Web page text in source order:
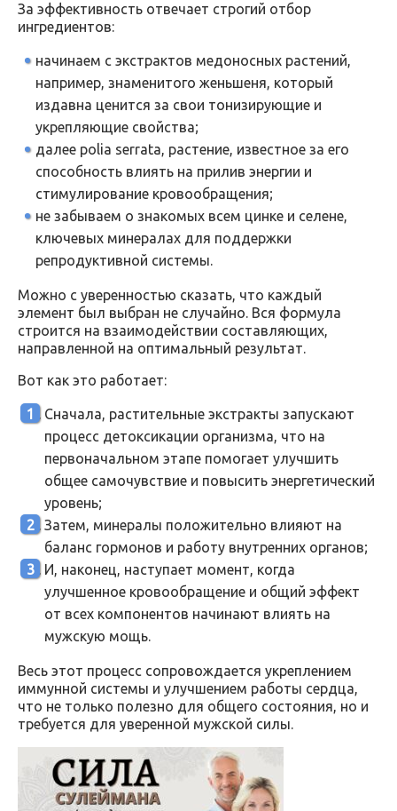
За эффективность отвечает строгий отбор
ингредиентов:
начинаем с экстрактов медоносных растений,
например, знаменитого женьшеня, который
издавна ценится за свои тонизирующие и
укрепляющие свойства;
далее рolia serrata, растение, известное за его
способность влиять на прилив энергии и
стимулирование кровообращения;
не забываем о знакомых всем цинке и селене,
ключевых минералах для поддержки
репродуктивной системы.
Можно с уверенностью сказать, что каждый
элемент был выбран не случайно. Вся формула
строится на взаимодействии составляющих,
направленной на оптимальный результат.
Вот как это работает:
Сначала, растительные экстракты запускают
процесс детоксикации организма, что на
первоначальном этапе помогает улучшить
общее самочувствие и повысить энергетический
уровень;
Затем, минералы положительно влияют на
баланс гормонов и работу внутренних органов;
И, наконец, наступает момент, когда
улучшенное кровообращение и общий эффект
от всех компонентов начинают влиять на
мужскую мощь.
Весь этот процесс сопровождается укреплением
иммунной системы и улучшением работы сердца,
что не только полезно для общего состояния, но и
требуется для уверенной мужской силы.